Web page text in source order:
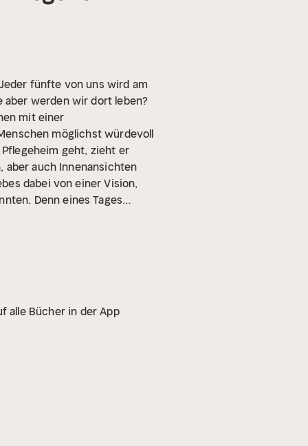
fünfte von uns wird am
aber werden wir dort leben?
mit einer
möglichst würdevoll
geht, zieht er
aber auch Innenansichten
dabei von einer Vision,
Denn eines Tages
alle Bücher in der App